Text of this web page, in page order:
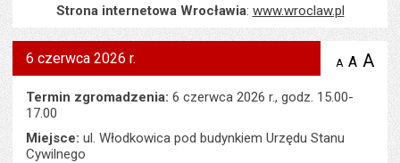
Strona internetowa Wrocławia: www.wroclaw.pl
6 czerwca 2026 r. A zmniejsz
A A
Termin zgromadzenia: 6 czerwca 2026 r., godz. 15.00-
17.00
Miejsce: ul. Włodkowica pod budynkiem Urzędu Stanu
Cywilnego